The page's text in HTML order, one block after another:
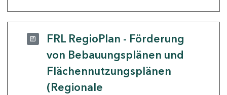
FRL RegioPlan - Förderung
von Bebauungsplänen und
Flächennutzungsplänen
(Regionale